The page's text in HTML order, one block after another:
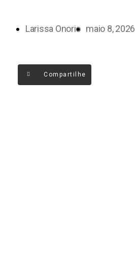
Larissa Onorio maio 8, 2026
Compartilhe